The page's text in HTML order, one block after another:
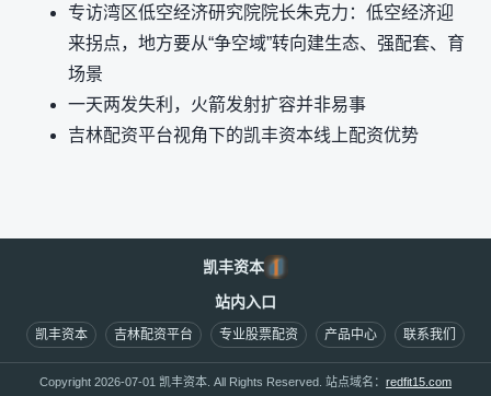
专访湾区低空经济研究院院长朱克力：低空经济迎
来拐点，地方要从“争空域”转向建生态、强配套、育
场景
一天两发失利，火箭发射扩容并非易事
吉林配资平台视角下的凯丰资本线上配资优势
凯丰资本
站内入口
凯丰资本 吉林配资平台 专业股票配资 产品中心 联系我们
Copyright 2026-07-01 凯丰资本. All Rights Reserved. 站点域名： redfit15.com